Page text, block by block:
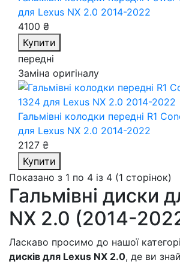
для Lexus NX 2.0 2014-2022
4100 ₴
Купити
передні
Заміна оригіналу
Гальмівні колодки передні R1
для Lexus NX 2.0 2014-2022
2127 ₴
Купити
Показано з 1 по 4 із 4 (1 сторінок)
Гальмівні диски
NX 2.0 (2014-
Ласкаво просимо до нашої
дисків для Lexus NX 2.0, де ви